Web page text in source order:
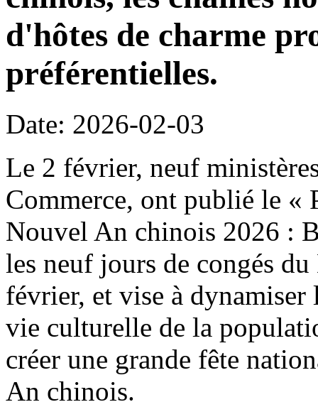
d'hôtes de charme
préférentielles.
Date: 2026-02-03
Le 2 février, neuf
Commerce, ont publié le «
Nouvel An chinois 2026 :
les neuf jours de congés
février, et vise à dynamiser
vie culturelle de la
créer une grande fête
An chinois.